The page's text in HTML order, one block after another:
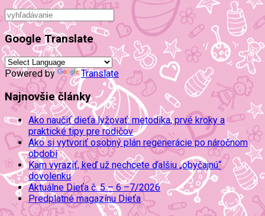
Google Translate
Powered by Translate
Najnovšie články
Ako naučiť dieťa lyžovať: metodika, prvé kroky a
praktické tipy pre rodičov
Ako si vytvoriť osobný plán regenerácie po náročnom
období
Kam vyraziť, keď už nechcete ďalšiu „obyčajnú“
dovolenku
Aktuálne Dieťa č. 5 – 6 –7/2026
Predplatné magazínu Dieťa